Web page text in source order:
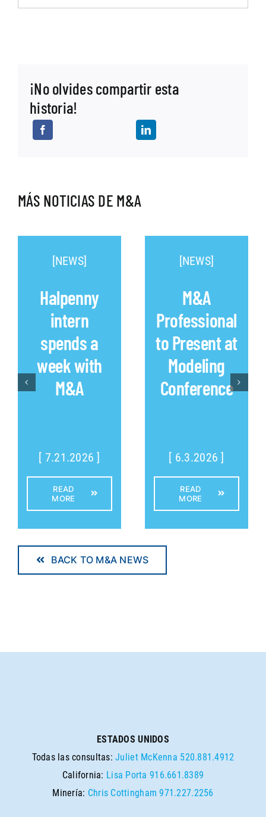
¡No olvides compartir esta
historia!
MÁS NOTICIAS DE M&A
[NEWS]
Halpenny
intern
spends a
week with
M&A
[ 7.21.2026 ]
READ
MORE
[NEWS]
M&A
Professional
to Present at
Modeling
Conference
[ 6.3.2026 ]
READ
MORE
BACK TO M&A NEWS
ESTADOS UNIDOS
Todas las consultas:Juliet McKenna 520.881.4912
California: Lisa Porta 916.661.8389
Minería: Chris Cottingham 971.227.2256